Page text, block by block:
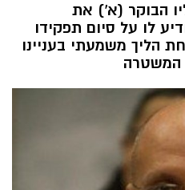
הבוקר (א') את
לו על סיום תפקידו
הליך משמעתי בעניינו
המשטרה